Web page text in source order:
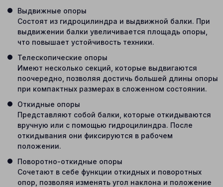
Выдвижные опоры
Состоят из гидроцилиндра и выдвижной балки. При
выдвижении балки увеличивается площадь опоры,
что повышает устойчивость техники.
Телескопические опоры
Имеют несколько секций, которые выдвигаются
поочередно, позволяя достичь большей длины опоры
при компактных размерах в сложенном состоянии.
Откидные опоры
Представляют собой балки, которые откидываются
вручную или с помощью гидроцилиндра. После
откидывания они фиксируются в рабочем
положении.
Поворотно-откидные опоры
Сочетают в себе функции откидных и поворотных
опор, позволяя изменять угол наклона и положение